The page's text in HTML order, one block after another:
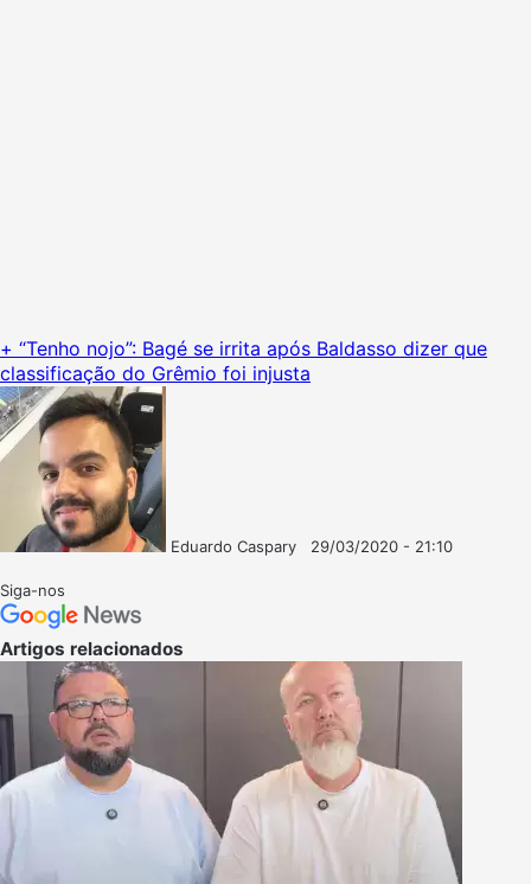
+ “Tenho nojo”: Bagé se irrita após Baldasso dizer que
classificação do Grêmio foi injusta
Eduardo Caspary
29/03/2020 - 21:10
Siga-nos
Artigos relacionados